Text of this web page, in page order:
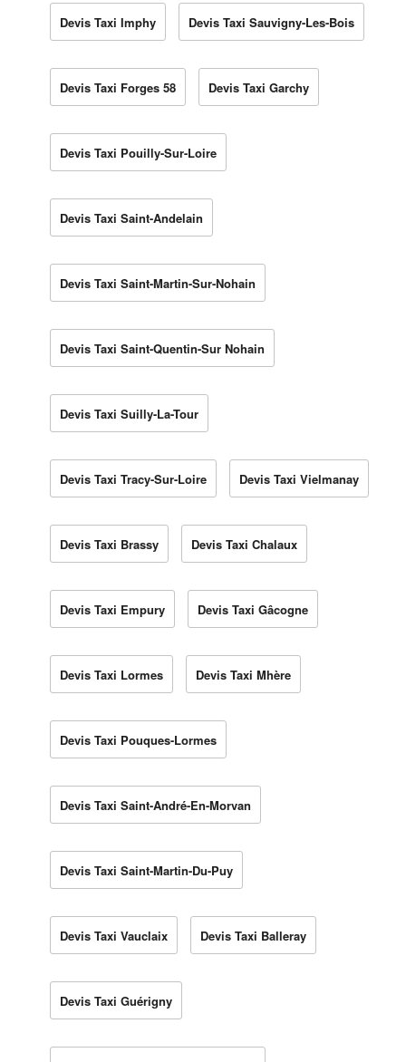
Devis Taxi Imphy Devis Taxi Sauvigny-Les-Bois
Devis Taxi Forges 58 Devis Taxi Garchy
Devis Taxi Pouilly-Sur-Loire
Devis Taxi Saint-Andelain
Devis Taxi Saint-Martin-Sur-Nohain
Devis Taxi Saint-Quentin-Sur Nohain
Devis Taxi Suilly-La-Tour
Devis Taxi Tracy-Sur-Loire Devis Taxi Vielmanay
Devis Taxi Brassy Devis Taxi Chalaux
Devis Taxi Empury Devis Taxi Gâcogne
Devis Taxi Lormes Devis Taxi Mhère
Devis Taxi Pouques-Lormes
Devis Taxi Saint-André-En-Morvan
Devis Taxi Saint-Martin-Du-Puy
Devis Taxi Vauclaix Devis Taxi Balleray
Devis Taxi Guérigny